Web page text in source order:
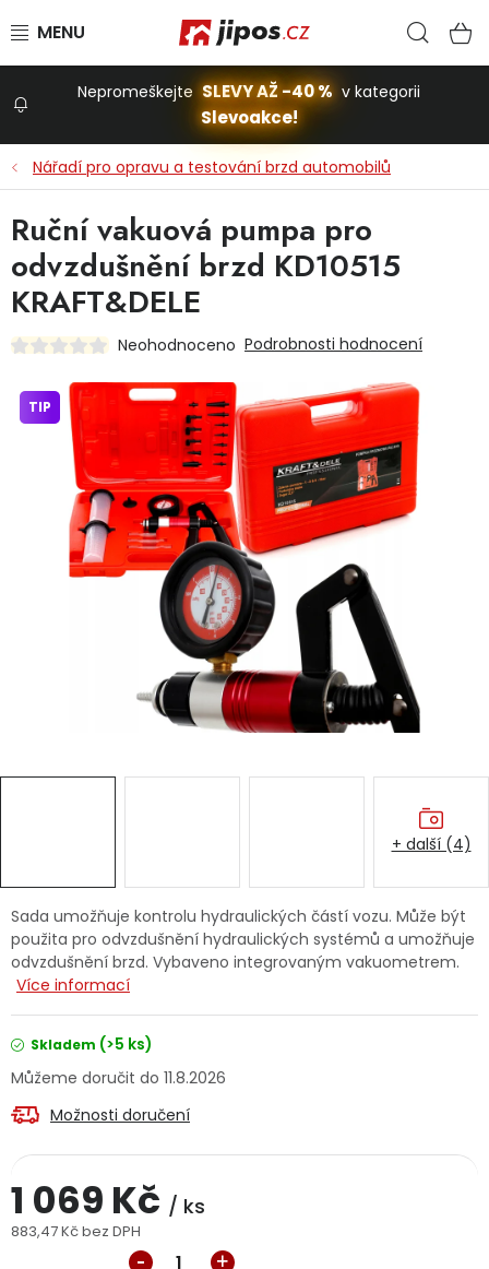
Stavba a dům
Dílna
Domácnost
Dětská hřiště
Autodoplňky
Ochranné pomůcky
Servis nářadí Hodnocení obchodu
Nepromeškejte SLEVY AŽ -40 % v kategorii
Slevoakce!
Nářadí pro opravu a testování brzd automobilů
Sada umožňuje kontrolu hydraulických částí vozu. Může být
použita pro odvzdušnění hydraulických systémů a umožňuje
odvzdušnění brzd. Vybaveno integrovaným vakuometrem.
Více informací
Skladem (>5 ks)
11.8.2026
Možnosti doručení
1 069 Kč / ks
883,47 Kč bez DPH
Ruční vakuová pumpa pro
odvzdušnění brzd KD10515
KRAFT&DELE
Neohodnoceno Podrobnosti hodnocení
TIP
+ další (4)